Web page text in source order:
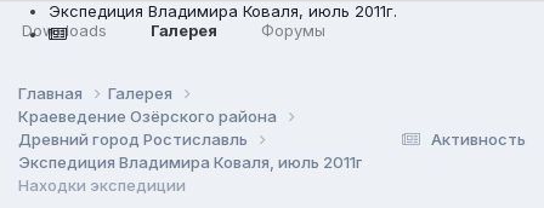
Downloads Галерея Форумы
Экспедиция Владимира Коваля, июль 2011г.
Активность
Главная
Галерея
Краеведение Озёрского района
Древний город Ростиславль
Экспедиция Владимира Коваля, июль 2011г.
Находки экспедиции